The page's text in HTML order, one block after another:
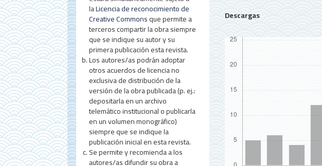
a
r
t
í
c
u
l
o
laLicencia de reconocimiento de
Creative Commonsque permite a
terceros compartir la obra siempre
que se indique su autor y su
primera publicación esta revista.
Los autores/as podrán adoptar
otros acuerdos de licencia no
exclusiva de distribución de la
versión de la obra publicada (p. ej.:
depositarla en un archivo
telemático institucional o publicarla
en un volumen monográfico)
siempre que se indique la
publicación inicial en esta revista.
Se permite y recomienda a los
autores/as difundir su obra a
Descargas